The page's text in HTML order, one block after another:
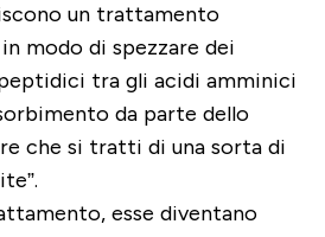
un trattamento
modo di spezzare dei
tra gli acidi amminici
da parte dello
che si tratti di una sorta di
esse diventano